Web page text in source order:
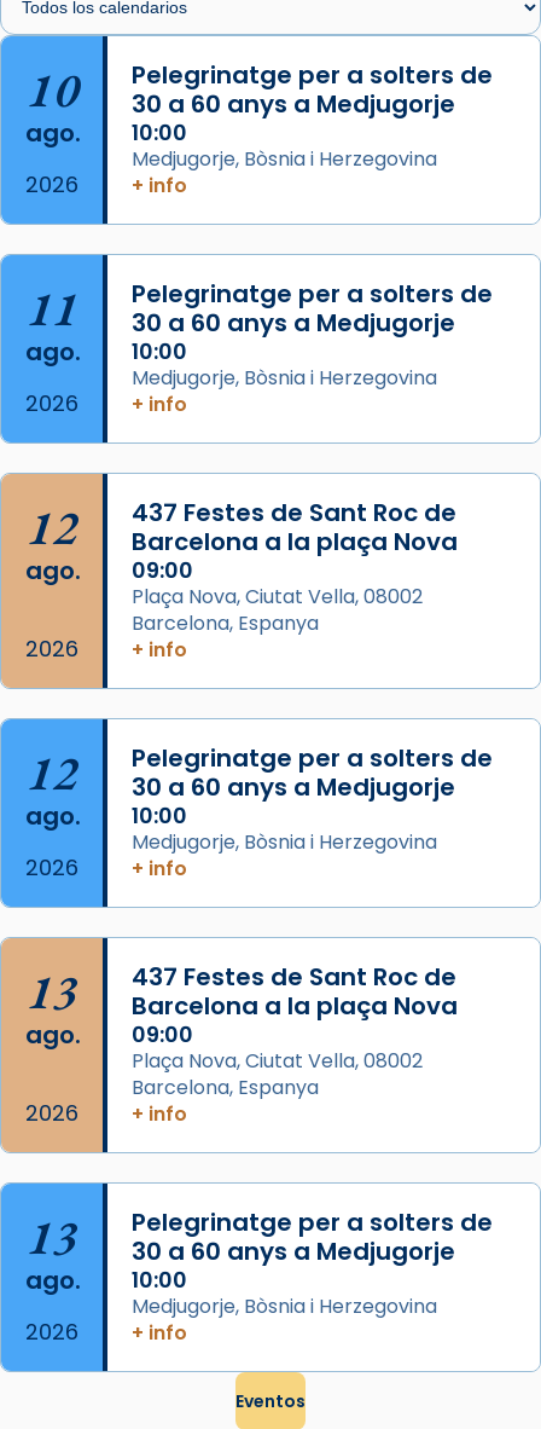
de Barcelona.
2 weeks ago
Aquest dilluns, 27 de juliol, ha tingut lloc la
missa d’acció de gràcies en agraïment al
comitè organitzador de la visita apostòlica
del Sant Pare Lleó XIV a Barcelona, i als
col·laboradors, a la Catedral de Barcelona.
L’arquebisbe de Barcelona, el cardenal Joan
Josep Omella, ha presidit la missa i l’ha
concelebrat el bisbe auxiliar de Barcelona,
Mons. David Abadías.
📸 Dr. G. Simón
Foto
View on Facebook · Share
Arquebisbat de Barcelona
2 weeks ago
Memòria de les santes Juliana i
Acompanyant la història de sant Cugat, a
partir de l’Edat Mitjana sorgeix la tradició
que les santes Juliana (“relatiu a Júlia”) i
Semproniana (“relatiu a Semprònia =
eterna”) són deixebles seves. I l’any 1667, el
frare Joan Gaspar Roig, afirma en una obra
que les santes són filles de l’antiga Iluro.
Mataró en reivindicarà les relíq
View on Facebook · Share
10
ago.
2026
Pelegrinatge per a solters de
30 a 60 anys a Medjugorje
10:00
Medjugorje, Bòsnia i Herzegovina
+ info
11
ago.
2026
Pelegrinatge per a solters de
30 a 60 anys a Medjugorje
10:00
Medjugorje, Bòsnia i Herzegovina
+ info
12
ago.
2026
437 Festes de Sant Roc de
Barcelona a la plaça Nova
09:00
Plaça Nova, Ciutat Vella, 08002
Barcelona, Espanya
+ info
12
ago.
2026
Pelegrinatge per a solters de
30 a 60 anys a Medjugorje
10:00
Medjugorje, Bòsnia i Herzegovina
+ info
13
ago.
2026
437 Festes de Sant Roc de
Barcelona a la plaça Nova
09:00
Plaça Nova, Ciutat Vella, 08002
Barcelona, Espanya
+ info
13
ago.
2026
Pelegrinatge per a solters de
30 a 60 anys a Medjugorje
10:00
Medjugorje, Bòsnia i Herzegovina
+ info
Eventos